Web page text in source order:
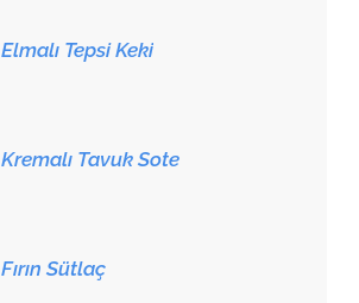
Elmalı Tepsi Keki
Kremalı Tavuk Sote
Fırın Sütlaç